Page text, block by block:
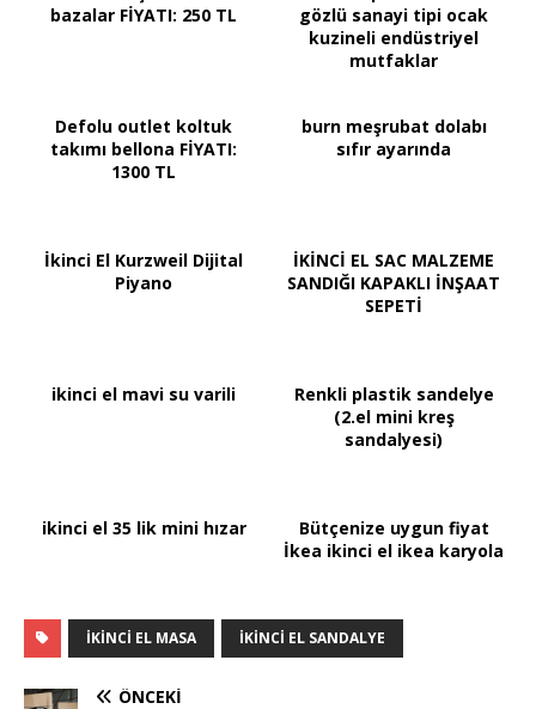
bazalar FİYATI: 250 TL
gözlü sanayi tipi ocak
kuzineli endüstriyel
mutfaklar
Defolu outlet koltuk
takımı bellona FİYATI:
1300 TL
burn meşrubat dolabı
sıfır ayarında
İkinci El Kurzweil Dijital
Piyano
İKİNCİ EL SAC MALZEME
SANDIĞI KAPAKLI İNŞAAT
SEPETİ
ikinci el mavi su varili
Renkli plastik sandelye
(2.el mini kreş
sandalyesi)
ikinci el 35 lik mini hızar
Bütçenize uygun fiyat
İkea ikinci el ikea karyola
IKINCI EL MASA IKINCI EL SANDALYE
ÖNCEKI